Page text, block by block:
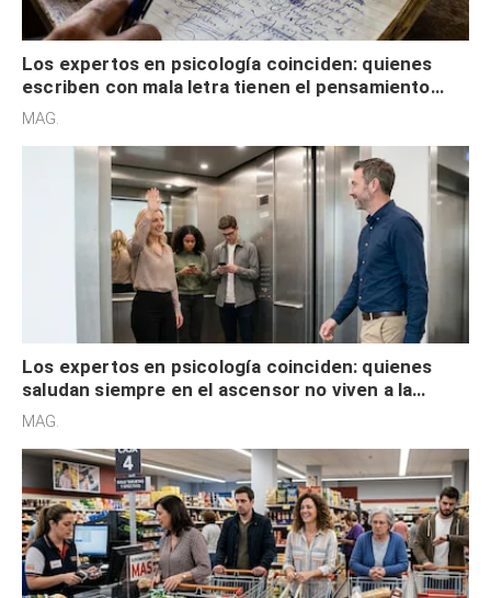
Los expertos en psicología coinciden: quienes
escriben con mala letra tienen el pensamiento
acelerado y no lo hacen por desinterés
MAG.
Los expertos en psicología coinciden: quienes
saludan siempre en el ascensor no viven a la
defensiva y tienen apertura social
MAG.